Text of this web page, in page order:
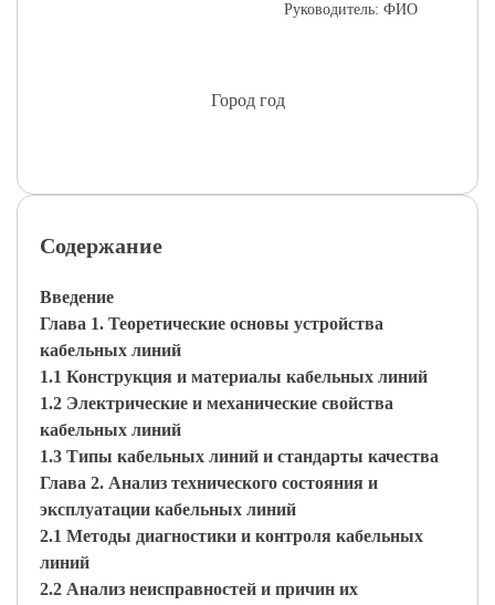
Руководитель: ФИО
Город год
Содержание
Введение
Глава 1. Теоретические основы устройства
кабельных линий
1.1 Конструкция и материалы кабельных линий
1.2 Электрические и механические свойства
кабельных линий
1.3 Типы кабельных линий и стандарты качества
Глава 2. Анализ технического состояния и
эксплуатации кабельных линий
2.1 Методы диагностики и контроля кабельных
линий
2.2 Анализ неисправностей и причин их